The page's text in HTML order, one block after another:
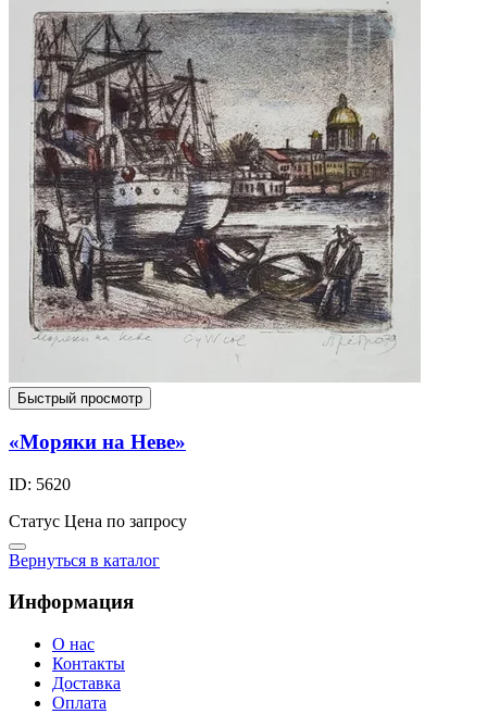
Быстрый просмотр
«Моряки на Неве»
ID: 5620
Статус Цена по запросу
Вернуться в каталог
Информация
О нас
Контакты
Доставка
Оплата